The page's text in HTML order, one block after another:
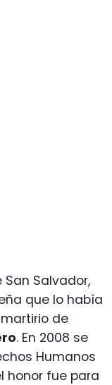
Salvador,
que lo había
de
. En 2008 se
Humanos
honor fue para